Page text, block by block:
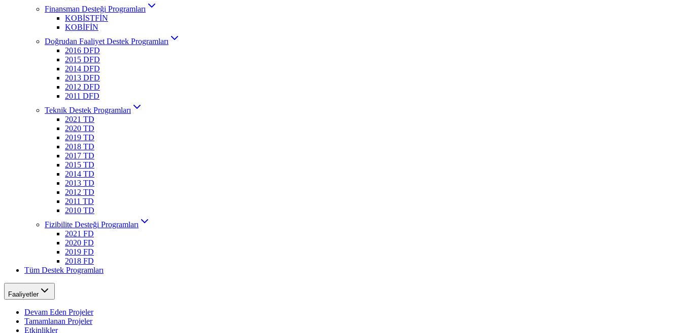
Finansman Desteği Programları
KOBİSTFİN
KOBİFİN
Doğrudan Faaliyet Destek Programları
2016 DFD
2015 DFD
2014 DFD
2013 DFD
2012 DFD
2011 DFD
Teknik Destek Programları
2021 TD
2020 TD
2019 TD
2018 TD
2017 TD
2015 TD
2014 TD
2013 TD
2012 TD
2011 TD
2010 TD
Fizibilite Desteği Programları
2021 FD
2020 FD
2019 FD
2018 FD
Tüm Destek Programları
Faaliyetler
Devam Eden Projeler
Tamamlanan Projeler
Etkinlikler